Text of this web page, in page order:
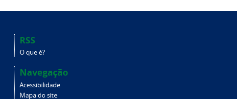
RSS
O que é?
Navegação
Acessibilidade
Mapa do site